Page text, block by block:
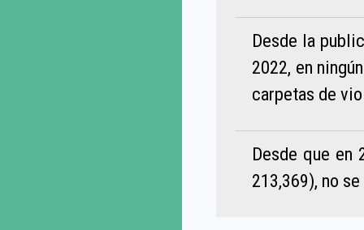
Desde la
2022, en
carpetas de
Desde que en
213,369), no